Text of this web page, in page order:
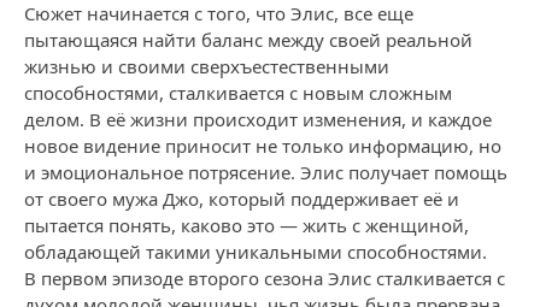
Сюжет начинается с того, что Элис, все еще
пытающаяся найти баланс между своей реальной
жизнью и своими сверхъестественными
способностями, сталкивается с новым сложным
делом. В её жизни происходит изменения, и каждое
новое видение приносит не только информацию, но
и эмоциональное потрясение. Элис получает помощь
от своего мужа Джо, который поддерживает её и
пытается понять, каково это — жить с женщиной,
обладающей такими уникальными способностями.
В первом эпизоде второго сезона Элис сталкивается с